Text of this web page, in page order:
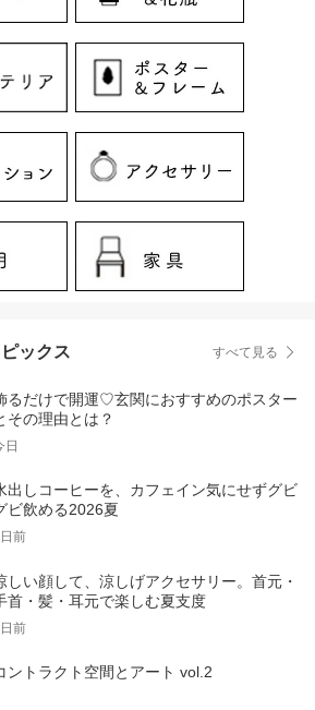
ックス すべて見る
るだけで開運♡玄関におすすめのポスター
その理由とは？
日
出しコーヒーを、カフェイン気にせずグビ
ビ飲める2026夏
前
しい顔して、涼しげアクセサリー。首元・
首・髪・耳元で楽しむ夏支度
前
ントラクト空間とアート vol.2